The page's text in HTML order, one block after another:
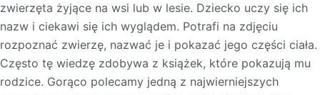
zwierzęta żyjące na wsi lub w lesie. Dziecko uczy się ich
nazw i ciekawi się ich wyglądem. Potrafi na zdjęciu
rozpoznać zwierzę, nazwać je i pokazać jego części ciała.
Często tę wiedzę zdobywa z książek, które pokazują mu
rodzice. Gorąco polecamy jedną z najwierniejszych